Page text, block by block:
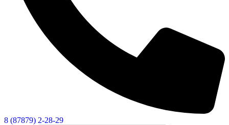
8 (87879) 2-28-29